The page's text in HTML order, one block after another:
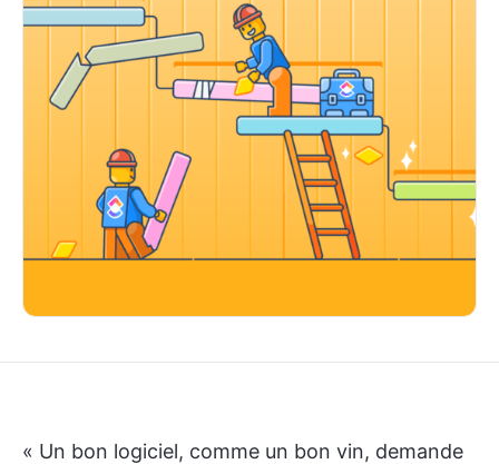
« Un bon logiciel, comme un bon vin, demande